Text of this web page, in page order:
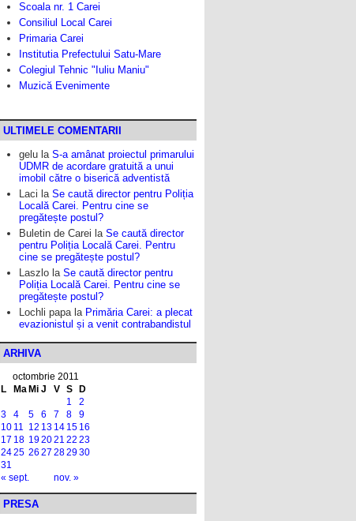
Scoala nr. 1 Carei
Consiliul Local Carei
Primaria Carei
Institutia Prefectului Satu-Mare
Colegiul Tehnic "Iuliu Maniu"
Muzică Evenimente
ULTIMELE COMENTARII
gelu la S-a amânat proiectul primarului
UDMR de acordare gratuită a unui
imobil către o biserică adventistă
Laci la Se caută director pentru Poliția
Locală Carei. Pentru cine se
pregătește postul?
Buletin de Carei la Se caută director
pentru Poliția Locală Carei. Pentru
cine se pregătește postul?
Laszlo la Se caută director pentru
Poliția Locală Carei. Pentru cine se
pregătește postul?
Lochli papala Primăria Carei: a plecat
evazionistul și a venit contrabandistul
ARHIVA
octombrie 2011
L
Ma Mi J V S D
« sept. nov. »
1
2
3
4 5 6 7 8
9
10 11 12 13 14 15 16
17 18 192021 22 23
2425 26 27 282930
31
PRESA